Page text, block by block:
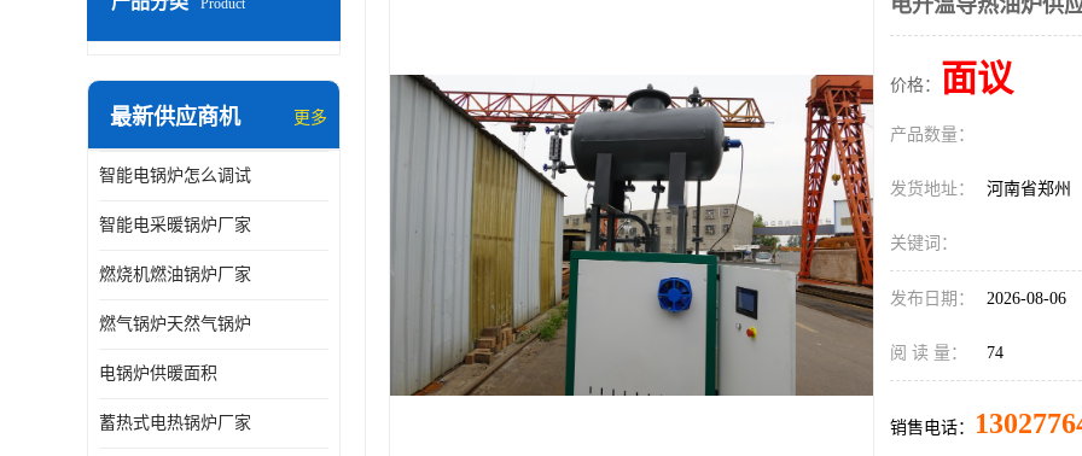
Product
最新供应商机 更多
智能电锅炉怎么调试
智能电采暖锅炉厂家
燃烧机燃油锅炉厂家
燃气锅炉天然气锅炉
电锅炉供暖面积
蓄热式电热锅炉厂家
电升温导热油炉供
价格： 面议
产品数量：
发货地址： 河南省郑州
关键词：
发布日期： 2026-08-06
阅 读 量： 74
销售电话：